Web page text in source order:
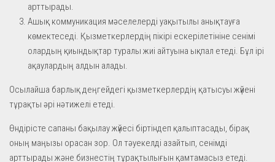
арттырады.
Ашық коммуникация мәселелерді уақытылы анықтауға
көмектеседі. Қызметкерлердің пікірі ескерілетініне сенімі
олардың қиындықтар туралы жиі айтуына ықпал етеді. Бұл ірі
ақаулардың алдын алады.
Осылайша барлық деңгейдегі қызметкерлердің қатысуы жүйені
тұрақты әрі нәтижелі етеді.
Өндірісте сапаны бақылау жүйесі біртіндеп қалыптасады, бірақ
оның маңызы орасан зор. Ол тәуекелді азайтып, сенімді
арттырады және бизнестің тұрақтылығын қамтамасыз етеді.